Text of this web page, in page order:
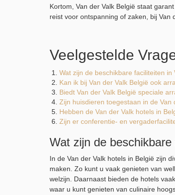
Kortom, Van der Valk België staat
reist voor ontspanning of zaken, bij Van
Veelgestelde
Wat zijn de beschikbare faciliteiten
Kan ik bij Van der Valk België ook
Biedt Van der Valk België speciale
Zijn huisdieren toegestaan in de Van
Hebben de Van der Valk hotels in
Zijn er conferentie- en
Wat zijn de
In de Van der Valk hotels in België zijn
maken. Zo kunt u vaak genieten van
welzijn. Daarnaast bieden de hotels
waar u kunt genieten van culinaire